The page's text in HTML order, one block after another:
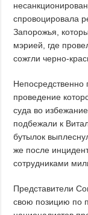
спровоцировала
Запорожья,
мэрией, где
сожгли черно-
проведение
суда во
подбежали к
бутылок
же после
сотрудниками
Представители
свою позицию по